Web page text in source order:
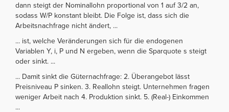
dann steigt der Nominallohn proportional von 1 auf 3/2 an,
sodass W/P konstant bleibt. Die Folge ist, dass sich die
Arbeitsnachfrage nicht ändert, ...
... ist, welche Veränderungen sich für die endogenen
Variablen Y, i, P und N ergeben, wenn die Sparquote s steigt
oder sinkt. ...
... Damit sinkt die Güternachfrage: 2. Überangebot lässt
Preisniveau P sinken. 3. Reallohn steigt. Unternehmen fragen
weniger Arbeit nach 4. Produktion sinkt. 5. (Real-) Einkommen
...